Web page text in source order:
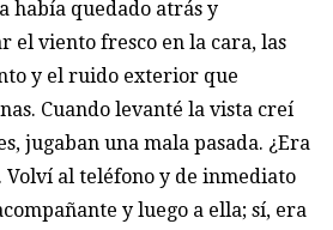
había quedado atrás y
el viento fresco en la cara, las
y el ruido exterior que
Cuando levanté la vista creí
jugaban una mala pasada. ¿Era
Volví al teléfono y de inmediato
y luego a ella; sí, era